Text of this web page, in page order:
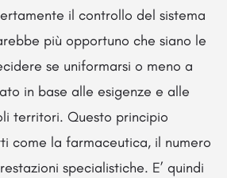
il controllo del sistema
più opportuno che siano le
se uniformarsi o meno a
in base alle esigenze e alle
territori. Questo principio
come la farmaceutica, il numero
specialistiche. E’ quindi